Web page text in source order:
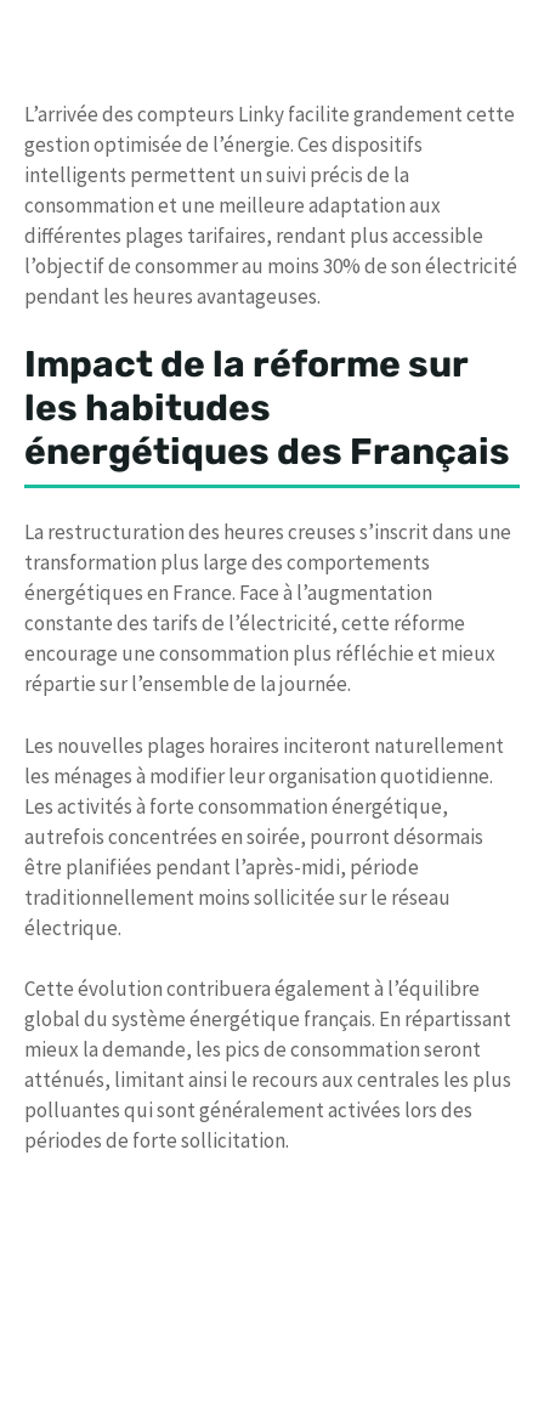
L’arrivée des compteurs Linky facilite grandement cette
gestion optimisée de l’énergie. Ces dispositifs
intelligents permettent un suivi précis de la
consommation et une meilleure adaptation aux
différentes plages tarifaires, rendant plus accessible
l’objectif de consommer au moins 30% de son électricité
pendant les heures avantageuses.
Impact de la réforme sur
les habitudes
énergétiques des Français
La restructuration des heures creuses s’inscrit dans une
transformation plus large des comportements
énergétiques en France. Face à l’augmentation
constante des tarifs de l’électricité, cette réforme
encourage une consommation plus réfléchie et mieux
répartie sur l’ensemble de la journée.
Les nouvelles plages horaires inciteront naturellement
les ménages à modifier leur organisation quotidienne.
Les activités à forte consommation énergétique,
autrefois concentrées en soirée, pourront désormais
être planifiées pendant l’après-midi, période
traditionnellement moins sollicitée sur le réseau
électrique.
Cette évolution contribuera également à l’équilibre
global du système énergétique français. En répartissant
mieux la demande, les pics de consommation seront
atténués, limitant ainsi le recours aux centrales les plus
polluantes qui sont généralement activées lors des
périodes de forte sollicitation.